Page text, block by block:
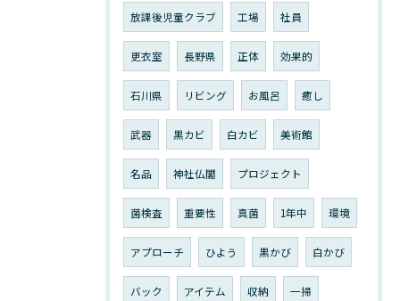
放課後児童クラブ 工場 社員
更衣室 長野県 正体 効果的
石川県 リビング お風呂 癒し
武器 黒カビ 白カビ 美術館
名品 神社仏閣 プロジェクト
菌検査 重要性 真菌 1年中 環境
アプローチ ひよう 黒かび 白かび
バック アイテム 収納 一掃